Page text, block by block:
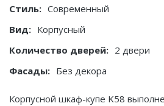
Стиль: Современный
Вид: Корпусный
Количество дверей: 2 двери
Фасады: Без декора
Корпусной шкаф-купе K58